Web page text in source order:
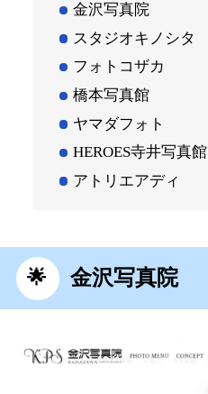
金沢写真院
スタジオキノシタ
フォトコザカ
橋本写真館
ヤマダフォト
HEROES寺井写真館
アトリエアディ
金沢写真院